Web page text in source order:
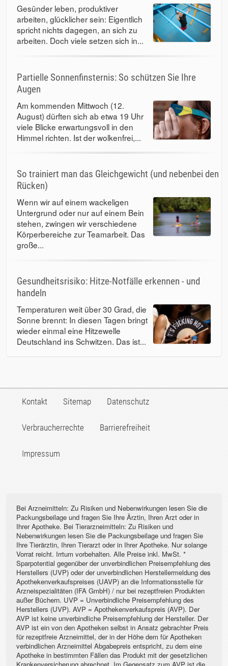
Gesünder leben, produktiver
arbeiten, glücklicher sein: Eigentlich
spricht nichts dagegen, an sich zu
arbeiten. Doch viele setzen sich in...
Partielle Sonnenfinsternis: So schützen Sie Ihre
Augen
Am kommenden Mittwoch (12.
August) dürften sich ab etwa 19 Uhr
viele Blicke erwartungsvoll in den
Himmel richten. Ist der wolkenfrei,...
So trainiert man das Gleichgewicht (und nebenbei den
Rücken)
Wenn wir auf einem wackeligen
Untergrund oder nur auf einem Bein
stehen, zwingen wir verschiedene
Körperbereiche zur Teamarbeit. Das
große...
Gesundheitsrisiko: Hitze-Notfälle erkennen - und
handeln
Temperaturen weit über 30 Grad, die
Sonne brennt: In diesen Tagen bringt
wieder einmal eine Hitzewelle
Deutschland ins Schwitzen. Das ist...
Kontakt Sitemap Datenschutz
Verbraucherrechte Barrierefreiheit
Impressum
Bei Arzneimitteln: Zu Risiken und Nebenwirkungen lesen Sie die
Packungsbeilage und fragen Sie Ihre Ärztin, Ihren Arzt oder in
Ihrer Apotheke. Bei Tierarzneimitteln: Zu Risiken und
Nebenwirkungen lesen Sie die Packungsbeilage und fragen Sie
Ihre Tierärztin, Ihren Tierarzt oder in Ihrer Apotheke. Nur solange
Vorrat reicht. Irrtum vorbehalten. Alle Preise inkl. MwSt. *
Sparpotential gegenüber der unverbindlichen Preisempfehlung des
Herstellers (UVP) oder der unverbindlichen Herstellermeldung des
Apothekenverkaufspreises (UAVP) an die Informationsstelle für
Arzneispezialitäten (IFA GmbH) / nur bei rezeptfreien Produkten
außer Büchern. UVP = Unverbindliche Preisempfehlung des
Herstellers (UVP). AVP = Apothekenverkaufspreis (AVP). Der
AVP ist keine unverbindliche Preisempfehlung der Hersteller. Der
AVP ist ein von den Apotheken selbst in Ansatz gebrachter Preis
für rezeptfreie Arzneimittel, der in der Höhe dem für Apotheken
verbindlichen Arzneimittel Abgabepreis entspricht, zu dem eine
Apotheke in bestimmten Fällen das Produkt mit der gesetzlichen